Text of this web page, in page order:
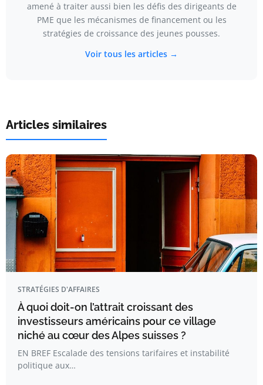
amené à traiter aussi bien les défis des dirigeants de
PME que les mécanismes de financement ou les
stratégies de croissance des jeunes pousses.
Voir tous les articles →
Articles similaires
STRATÉGIES D'AFFAIRES
À quoi doit-on l’attrait croissant des
investisseurs américains pour ce village
niché au cœur des Alpes suisses ?
EN BREF Escalade des tensions tarifaires et instabilité
politique aux…